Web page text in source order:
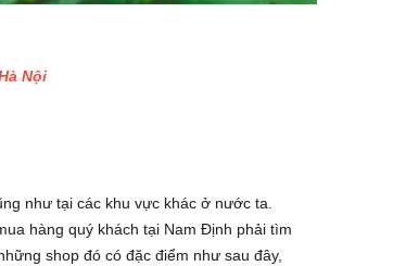
Nội
như tại các khu vực khác ở nước ta.
hàng quý khách tại Nam Định phải tìm
shop đó có đặc điểm như sau đây,